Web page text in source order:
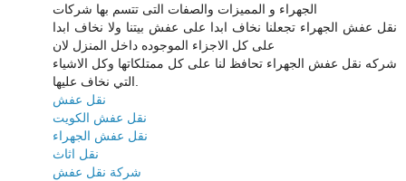
الجهراء و المميزات والصفات التى تتسم بها شركات
نقل عفش الجهراء تجعلنا نخاف ابدا على عفش بيتنا ولا نخاف ابدا
على كل الاجزاء الموجوده داخل المنزل لان
شركه نقل عفش الجهراء تحافظ لنا على كل ممتلكاتها وكل الاشياء
نقل عفش
نقل عفش الكويت
نقل عفش الجهراء
نقل اثاث
شركة نقل عفش